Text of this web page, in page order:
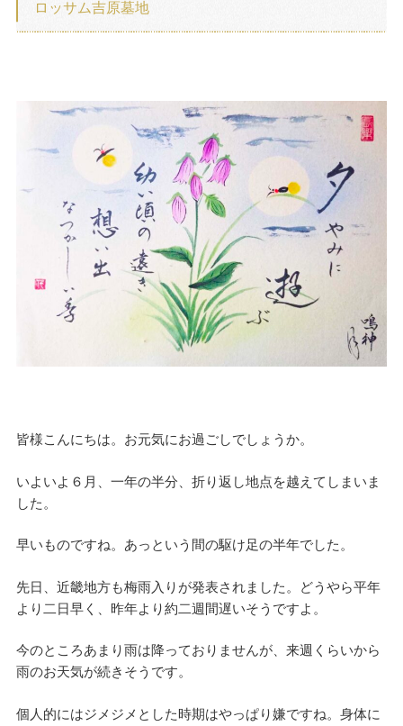
ロッサム吉原墓地
皆様こんにちは。お元気にお過ごしでしょうか。
いよいよ６月、一年の半分、折り返し地点を越えてしまいま
した。
早いものですね。あっという間の駆け足の半年でした。
先日、近畿地方も梅雨入りが発表されました。どうやら平年
より二日早く、昨年より約二週間遅いそうですよ。
今のところあまり雨は降っておりませんが、来週くらいから
雨のお天気が続きそうです。
個人的にはジメジメとした時期はやっぱり嫌ですね。身体に